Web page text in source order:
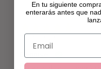
2024-08-28
Dennise
En tu siguiente
enterarás antes que